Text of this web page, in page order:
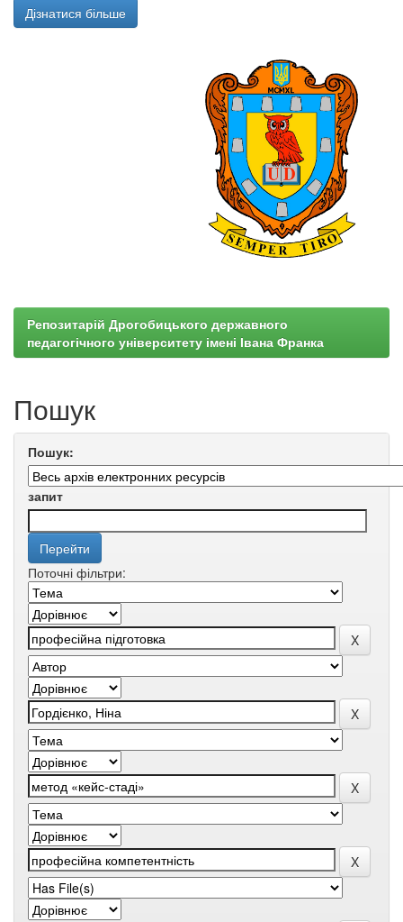
Дізнатися більше
Репозитарій Дрогобицького державного
педагогічного університету імені Івана Франка
Пошук
Пошук:
запит
Поточні фільтри: